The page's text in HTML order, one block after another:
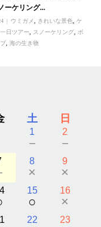
ケリング...
ウミガメ きれいな景色 ,ケ
日ツアー
スノーケリング
ボ
,海の生き物
土 日
1
－
2
－
8
×
9
×
15
○
16
×
22 23